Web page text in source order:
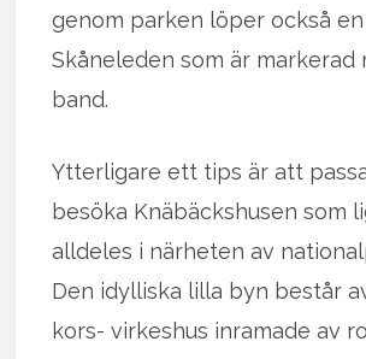
genom parken löper också
Skåneleden som är markerad
band.
Ytterligare ett tips är att
besöka Knäbäckshusen som
alldeles i närheten av
Den idylliska lilla byn består
kors- virkeshus inramade av